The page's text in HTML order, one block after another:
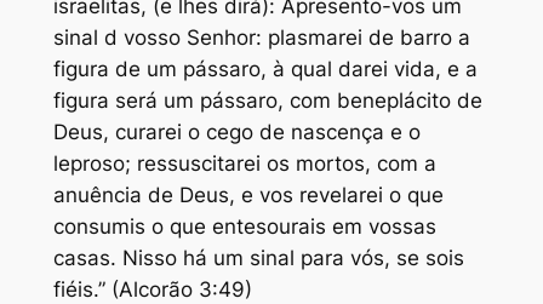
israelitas, (e lhes dirá): Apresento-vos um
sinal d vosso Senhor: plasmarei de barro a
figura de um pássaro, à qual darei vida, e a
figura será um pássaro, com beneplácito de
Deus, curarei o cego de nascença e o
leproso; ressuscitarei os mortos, com a
anuência de Deus, e vos revelarei o que
consumis o que entesourais em vossas
casas. Nisso há um sinal para vós, se sois
fiéis.” (Alcorão 3:49)